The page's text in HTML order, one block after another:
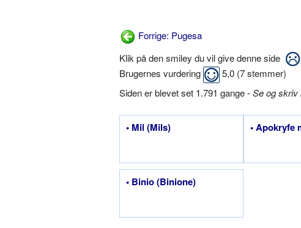
Forrige: Pugesa
Klik på den smiley du vil give denne side
Brugernes vurdering
5,0 (7stemmer)
Siden er blevet set 1.791 gange -Se og skriv
• Mil (Mils) • Apokryfe
• Binio (Binione)